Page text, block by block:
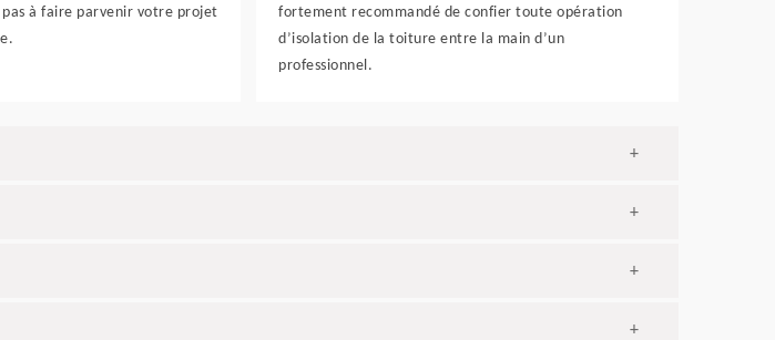
à faire parvenir votre projet
fortement recommandé de confier toute opération
d’isolation de la toiture entre la main d’un
professionnel.
+
+
+
+